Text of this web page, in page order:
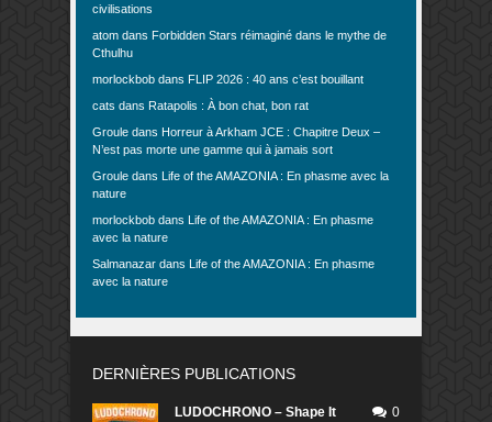
civilisations
atom dans Forbidden Stars réimaginé dans le mythe de
Cthulhu
morlockbob dans FLIP 2026 : 40 ans c’est bouillant
cats dans Ratapolis : À bon chat, bon rat
Groule dans Horreur à Arkham JCE : Chapitre Deux –
N’est pas morte une gamme qui à jamais sort
Groule dans Life of the AMAZONIA : En phasme avec la
nature
morlockbob dans Life of the AMAZONIA : En phasme
avec la nature
Salmanazar dans Life of the AMAZONIA : En phasme
avec la nature
DERNIÈRES PUBLICATIONS
LUDOCHRONO – Shape It
0